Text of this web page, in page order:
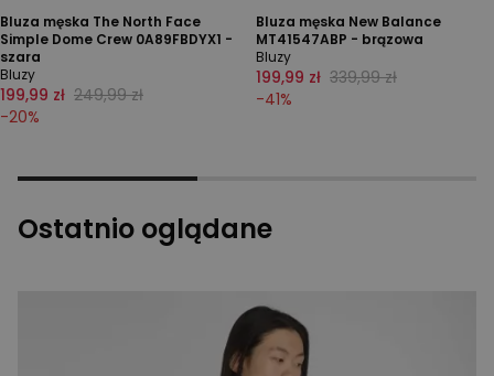
Bluza męska The North Face
Simple Dome Crew 0A89FBDYX1 -
szara
Bluzy
199,99 zł 249,99 zł
-20%
Bluza męska New Balance
MT41547ABP - brązowa
Bluzy
199,99 zł 339,99 zł
-41%
Ostatnio oglądane